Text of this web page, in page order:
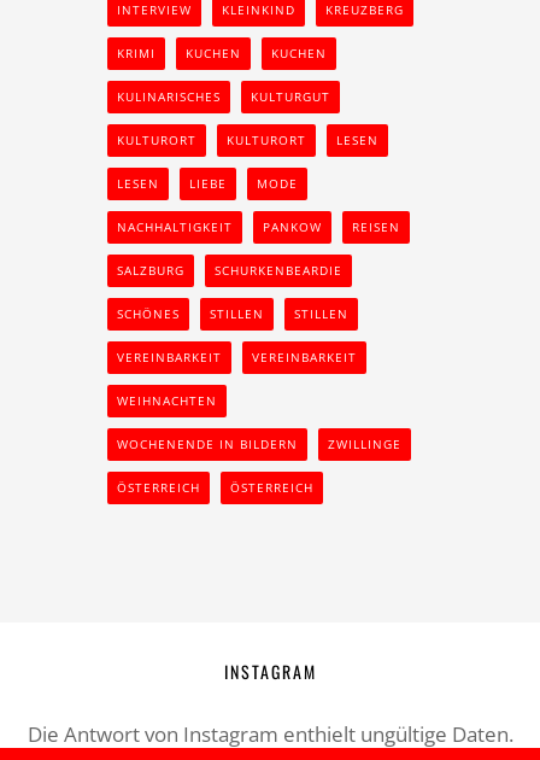
INTERVIEW KLEINKIND KREUZBERG
KRIMI KUCHEN KUCHEN
KULINARISCHES KULTURGUT
KULTURORT KULTURORT LESEN
LESEN LIEBE MODE
NACHHALTIGKEIT PANKOW REISEN
SALZBURG SCHURKENBEARDIE
SCHÖNES STILLEN STILLEN
VEREINBARKEIT VEREINBARKEIT
WEIHNACHTEN
WOCHENENDE IN BILDERN ZWILLINGE
ÖSTERREICH ÖSTERREICH
INSTAGRAM
Die Antwort von Instagram enthielt ungültige Daten.